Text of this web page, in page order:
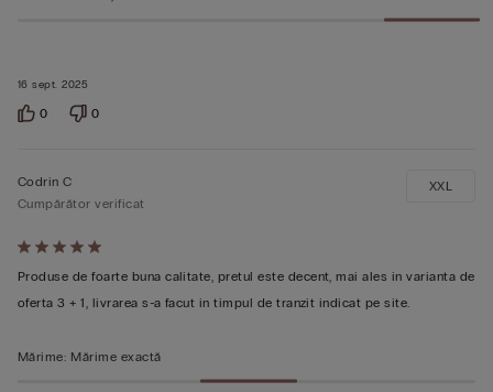
16 sept. 2025
0 0
Evaluat
5
din
Codrin C
Cumpărător verificat
Produse de foarte buna calitate, pretul este decent, mai ales in varianta de
oferta 3 + 1, livrarea s-a facut in timpul de tranzit indicat pe site.
XXL
Mărime: Mărime exactă